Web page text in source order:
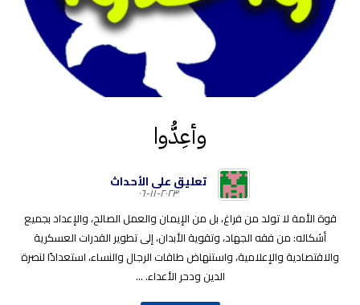
وأعِدُّوا
تعليق على الأحداث
٢٠٢٣-١١-٠٦
قوة الأمة لا تولد من فراغ، بل من الإيمان والعمل الصالح، والإعداد بجميع
أشكاله: من فقه الجهاد، وتقوية الأبدان، إلى تطوير القدرات العسكرية
والاقتصادية والإعلامية، واستنهاض طاقات الرجال والنساء، استعدادًا لنصرة
الدين ودحر الأعداء. ...